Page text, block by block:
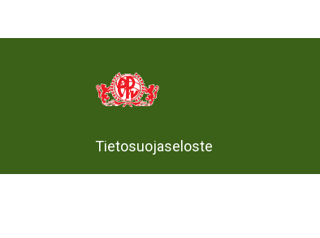
Tietosuojaseloste